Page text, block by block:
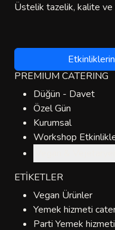
Üstelik tazelik, kalite ve
PREMIUM CATERING
Düğün - Davet
Özel Gün
Kurumsal
Workshop
ETİKETLER
Vegan Ürünler
Yemek hizmeti
Parti Yemek hizmeti